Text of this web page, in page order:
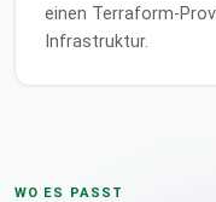
einen Terraform-
Infrastruktur.
WO ES PASST